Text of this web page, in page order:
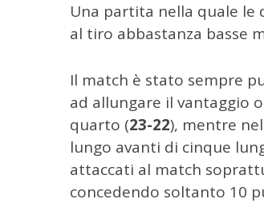
Una partita nella quale le
al tiro abbastanza basse
Il match è stato sempre
ad allungare il vantaggio
quarto (23-22), mentre
lungo avanti di cinque
attaccati al match
concedendo soltanto 10
C
e
r